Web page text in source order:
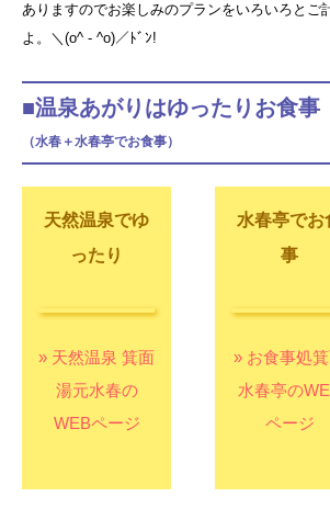
ありますのでお楽しみのプランをいろいろとご
よ。＼(o^ - ^o)／ﾄﾞﾝ!
■温泉あがりはゆったりお食事
（水春＋水春亭でお食事）
天然温泉でゆ
ったり
» 天然温泉 箕面
湯元水春の
WEBページ
水春亭でお
事
» お食事処
水春亭の
ページ